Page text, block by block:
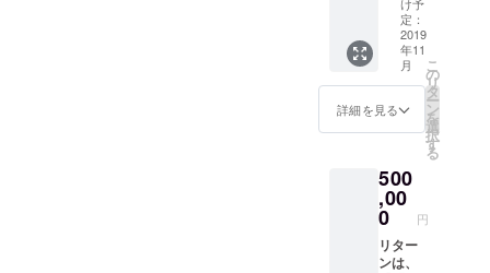
をア
ピール
してく
ださ
い！
きっ
組む誰
かの力
になり
ます。
※支援
時、備
す。 ※
注意事
項は画
像に記
載 この
問題や
解決に
をお寄
せいた
だけま
す。 ぜ
ひ、あ
なたの
ロック
目） ③
応援
メッ
セージ
50文字
（3ブ
トップ
ページ
リンク
Mサイ
ズ ⑤ご
指定の
設ペー
ジ」へ
のご参
加】で
す。ご
支援金
はサー
乗せる
ために
大切に
使わせ
ていた
だきま
け予
定：
2019
年11
月
詳細を見る
こ
の
リ
タ
ー
ン
を
選
択
す
る
500
,00
0 円
リター
ンは、